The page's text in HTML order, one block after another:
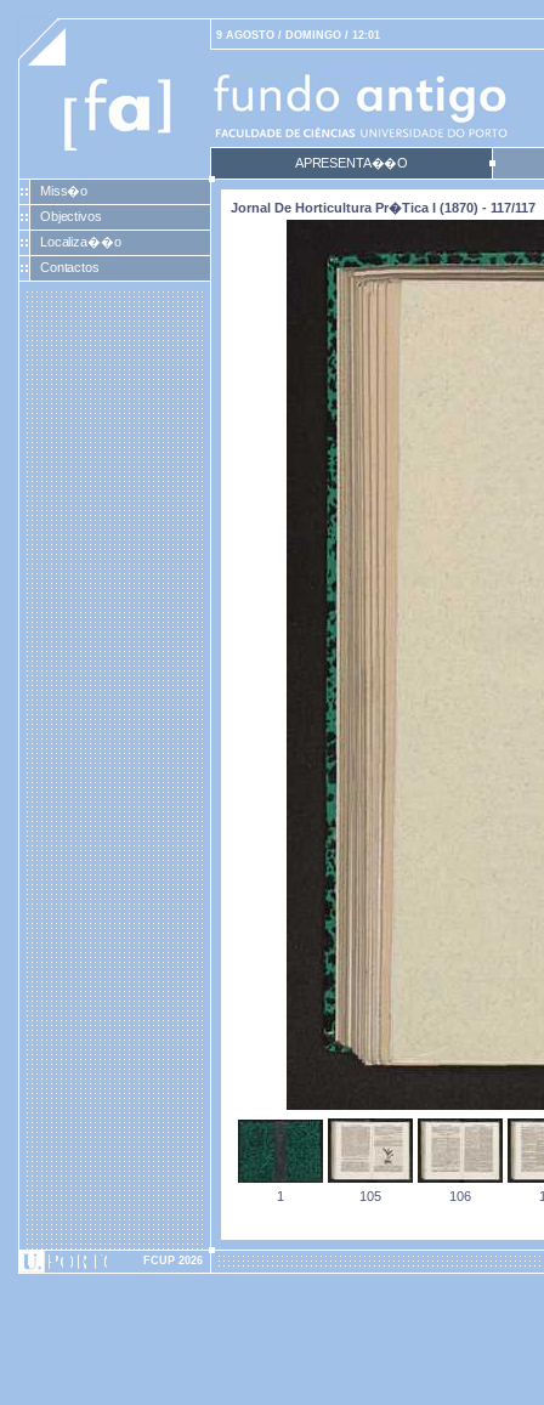
9 AGOSTO / DOMINGO / 12:01
APRESENTA��O
Miss�o
Objectivos
Localiza��o
Contactos
Jornal De Horticultura Pr�tica I (1870) - 117/117
1 105 106
FCUP 2026